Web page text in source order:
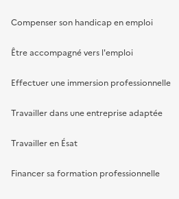
Compenser son handicap en emploi
Être accompagné vers l'emploi
Effectuer une immersion professionnelle
Travailler dans une entreprise adaptée
Travailler en Ésat
Financer sa formation professionnelle